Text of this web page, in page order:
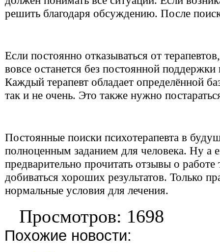
решить благодаря обсуждению. После
Если постоянно отказываться от
вовсе останется без постоянной
Каждый терапевт обладает определённой
так и не очень. Это также нужно
Постоянные поиски психотерапевта в
полноценным заданием для человека. Ну а
предварительно прочитать отзывы о работе
добиваться хороших результатов. Только
нормальные условия для лечения.
Просмотров: 1698
Похожие новости: